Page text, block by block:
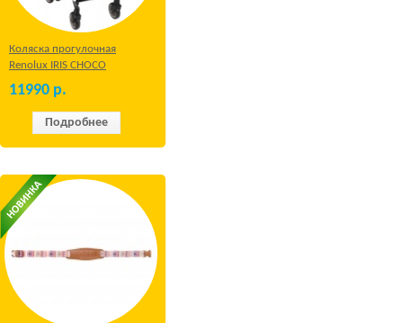
Коляска прогулочная
Renolux IRIS CHOCO
11990 р.
Подробнее